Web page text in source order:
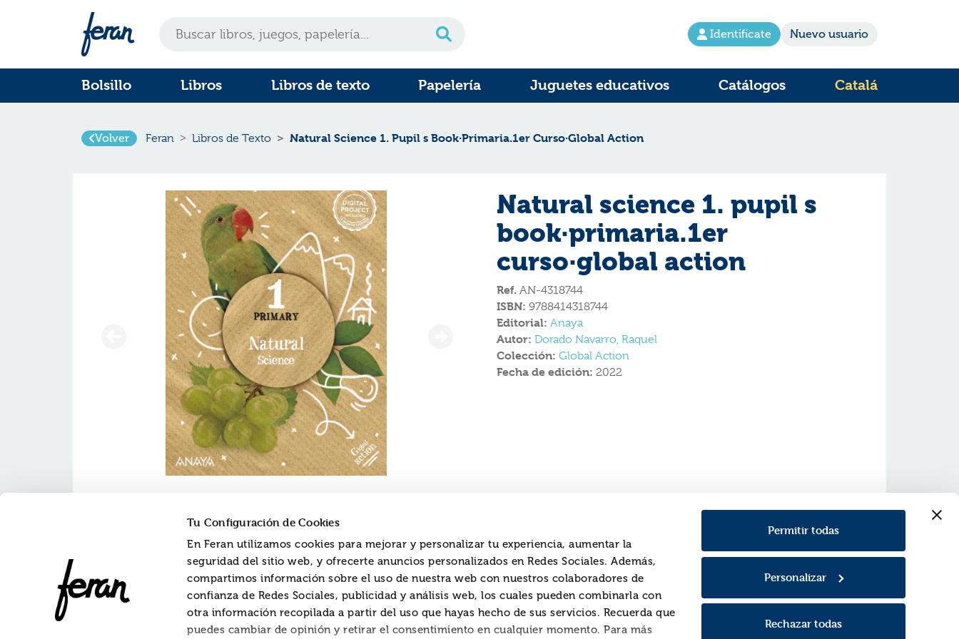
Tu Configuración de Cookies
En Feran utilizamos cookies para mejorar y personalizar tu experiencia, aumentar la
seguridad del sitio web, y ofrecerte anuncios personalizados en Redes Sociales. Además,
compartimos información sobre el uso de nuestra web con nuestros colaboradores de
confianza de Redes Sociales, publicidad y análisis web, los cuales pueden combinarla con
otra información recopilada a partir del uso que hayas hecho de sus servicios. Recuerda que
puedes cambiar de opinión y retirar el consentimiento en cualquier momento. Para más
Permitir todas
Personalizar
Rechazar todas
Identifícate Nuevo usuario
Bolsillo Libros Libros de texto Papelería Juguetes educativos Catálogos Catalá
Volver Feran Libros de Texto Natural Science 1. Pupil s Book·Primaria.1er Curso·Global Action
Natural science 1. pupil s
book·primaria.1er
curso·global action
Ref. AN-4318744
ISBN: 9788414318744
Editorial: Anaya
Autor: Dorado Navarro, Raquel
Colección: Global Action
Fecha de edición: 2022
Quienes somos
Quienes somos
Gastos y condiciones de envío
Formulario de Devoluciones
Aviso legal
Aviso legal
Política de Privacidad
C/ Fuerteventura, 13
28703 S.S. de los Reyes, Madrid